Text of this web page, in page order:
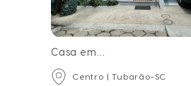
Casa em
Condominio Royal
VillageCentro | Tubarão-SC